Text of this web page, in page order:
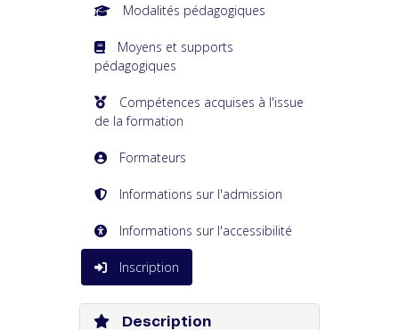
Modalités pédagogiques
Moyens et supports
pédagogiques
Compétences acquises à l'issue
de la formation
Formateurs
Informations sur l'admission
Informations sur l'accessibilité
Inscription
Description